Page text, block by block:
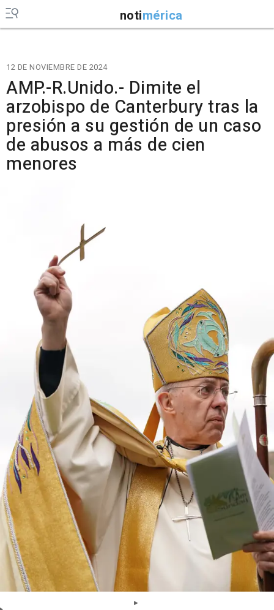
notimérica
12 DE NOVIEMBRE DE 2024
AMP.-R.Unido.- Dimite el
arzobispo de Canterbury tras la
presión a su gestión de un caso
de abusos a más de cien
menores